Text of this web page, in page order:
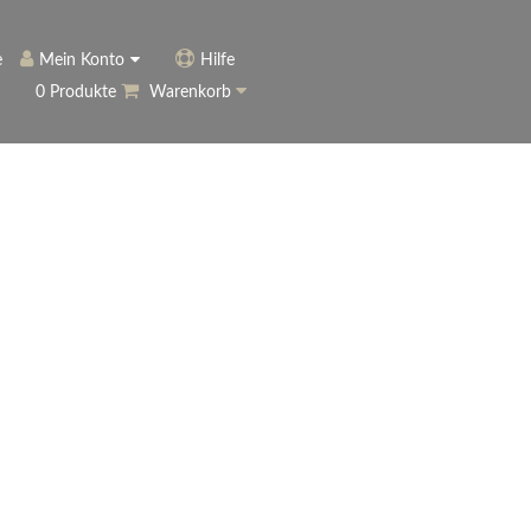
Mein Konto
Anmelden
Hilfe
0 Produkte
Warenkorb